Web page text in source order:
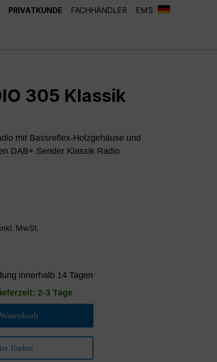
PRIVATKUNDE FACHHÄNDLER EMS
305 Klassik
mit Bassreflex-Holzgehäuse und
DAB+ Sender Klassik Radio
inkl. MwSt.
innerhalb 14 Tagen
2-3 Tage
finden